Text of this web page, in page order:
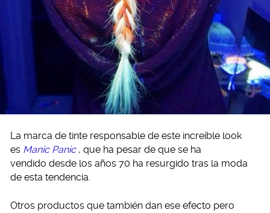
La marca de tinte responsable de este increíble look
es Manic Panic , que ha pesar de que se ha
vendido desde los años 70 ha resurgido tras la moda
de esta tendencia.
Otros productos que también dan ese efecto pero